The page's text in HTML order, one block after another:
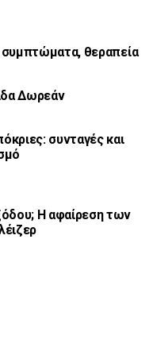
συμπτώματα, θεραπεία
Δωρεάν
συνταγές και
Η αφαίρεση των